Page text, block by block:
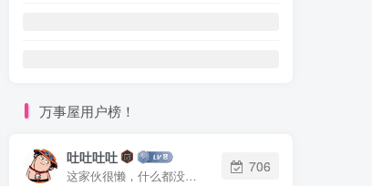
万事屋用户榜！
吐吐吐吐
这家伙很懒，什么都没有写...
706